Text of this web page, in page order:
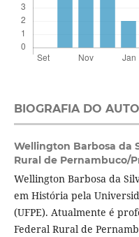
BIOGRAFIA DO
Wellington Barbosa da
Rural de Pernambuco/
Wellington Barbosa da
em História pela
(UFPE). Atualmente é
Federal Rural de